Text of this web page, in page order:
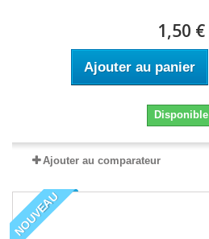
1,50 €
Ajouter au panier
Disponible
Ajouter au comparateur
NOUVEAU